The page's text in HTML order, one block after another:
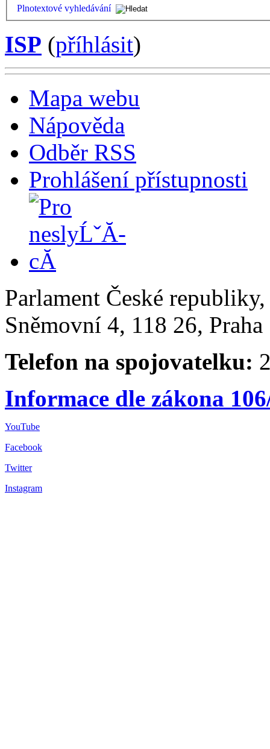
Plnotextové vyhledávání
ISP (příhlásit)
Mapa webu
Nápověda
Odběr RSS
Prohlášení přístupnosti
Parlament České
Sněmovní 4, 118 26,
Telefon na spojovatelku:
Informace dle zákona
YouTube
Facebook
Twitter
Instagram